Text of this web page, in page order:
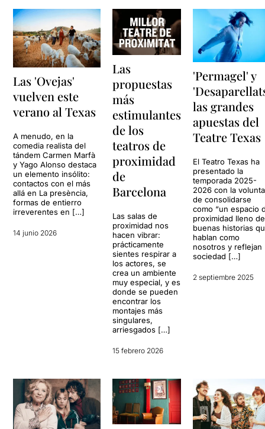
Las 'Ovejas'
vuelven este
verano al Texas
A menudo, en la
comedia realista del
tándem Carmen Marfà
y Yago Alonso destaca
un elemento insólito:
contactos con el más
allá en La presència,
formas de entierro
irreverentes en […]
14 junio 2026
Las
propuestas
más
estimulantes
de los
teatros de
proximidad
de
Barcelona
Las salas de
proximidad nos
hacen vibrar:
prácticamente
sientes respirar a
los actores, se
crea un ambiente
muy especial, y es
donde se pueden
encontrar los
montajes más
singulares,
arriesgados […]
15 febrero 2026
'Permagel' y
las grandes
apuestas del
Teatre Texas
El Teatro Texas ha
presentado la
temporada 2025-
2026 con la
de consolidarse
como “un espacio
proximidad lleno de
buenas historias
hablan como
nosotros y reflejan
sociedad […]
2 septiembre 2025